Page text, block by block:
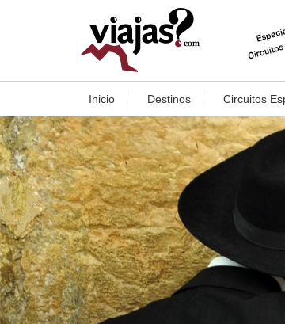
Inicio Destinos Circuitos